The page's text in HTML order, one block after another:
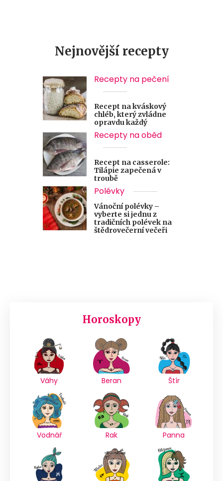
Nejnovější recepty
Recepty na pečení
Recept na kváskový
chléb, který zvládne
opravdu každý
Recepty na oběd
Recept na casserole:
Tilápie zapečená v
troubě
Polévky
Vánoční polévky –
vyberte si jednu z
tradičních polévek na
štědrovečerní večeři
Horoskopy
Váhy Beran Štír
Vodnář Rak Panna